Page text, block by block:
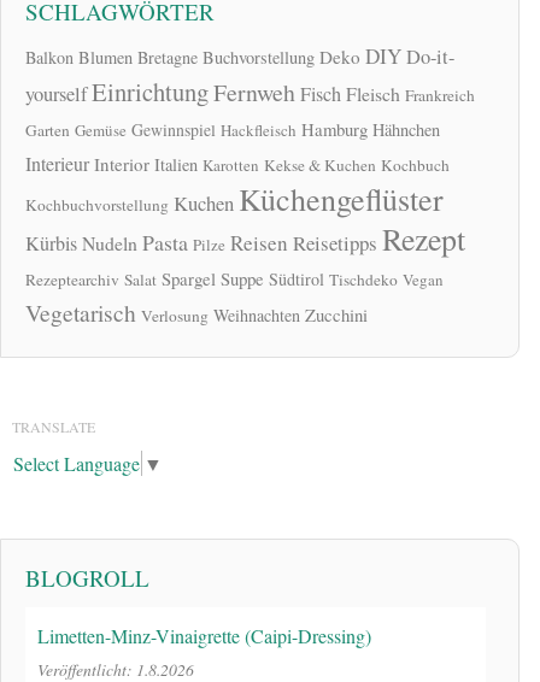
SCHLAGWÖRTER
Balkon Blumen Bretagne Buchvorstellung Deko DIYDo-it-
yourselfEinrichtungFernwehFischFleisch Frankreich
Garten Gemüse Gewinnspiel Hackfleisch Hamburg Hähnchen
Interieur Interior Italien Karotten Kekse & Kuchen Kochbuch
Kochbuchvorstellung Kuchen Küchengeflüster
KürbisNudeln Pasta Pilze Reisen Reisetipps Rezept
Rezeptearchiv Salat Spargel Suppe Südtirol Tischdeko Vegan
Vegetarisch Verlosung Weihnachten Zucchini
TRANSLATE
Select Language ▼
BLOGROLL
Limetten-Minz-Vinaigrette (Caipi-Dressing)
Veröffentlicht: 1.8.2026